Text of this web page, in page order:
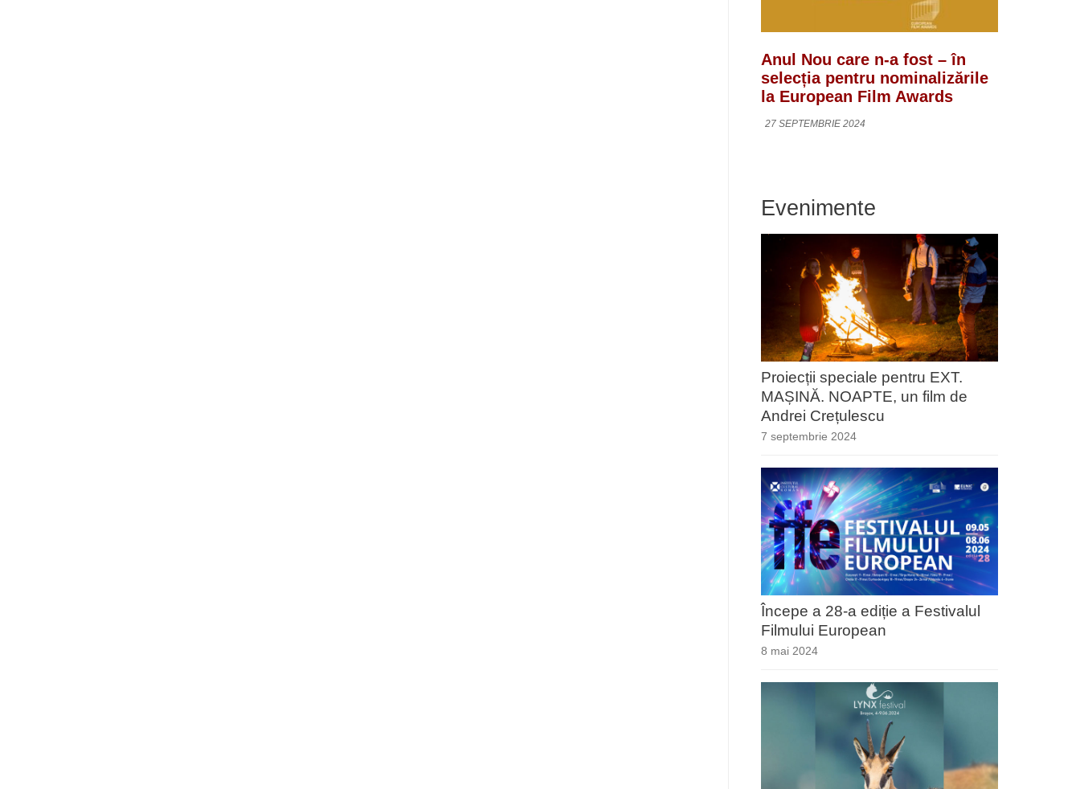
Anul Nou care n-a fost – în
selecția pentru nominalizările
la European Film Awards
27 SEPTEMBRIE 2024
Evenimente
Proiecții speciale pentru EXT.
MAȘINĂ. NOAPTE, un film de
Andrei Crețulescu
7 septembrie 2024
Începe a 28-a ediție a Festivalul
Filmului European
8 mai 2024